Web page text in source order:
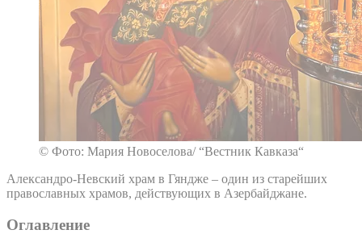
© Фото: Мария Новоселова/ “Вестник Кавказа“
Александро-Невский храм в Гяндже – один из старейших
православных храмов, действующих в Азербайджане.
Оглавление